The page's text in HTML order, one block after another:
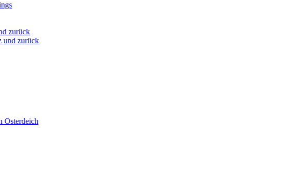
zurück
und zurück
Osterdeich